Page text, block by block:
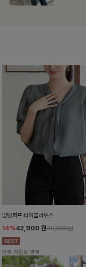
밍팃퍼프 타이블라우스
14%42,900 원49,800원
리뷰 카운트 영역